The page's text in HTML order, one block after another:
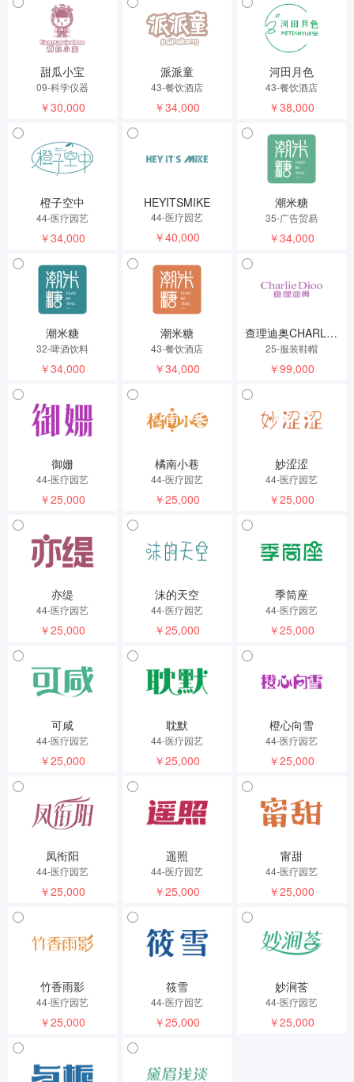
甜瓜小宝
09-科学仪器
￥30,000
派派童
43-餐饮酒店
￥34,000
河田月色
43-餐饮酒店
￥38,000
橙子空中
44-医疗园艺
￥34,000
HEYITSMIKE
44-医疗园艺
￥40,000
潮米糖
35-广告贸易
￥34,000
潮米糖
32-啤酒饮料
￥34,000
潮米糖
43-餐饮酒店
￥34,000
查理迪奥CHARLIEDIOO
25-服装鞋帽
￥99,000
御姗
44-医疗园艺
￥25,000
橘南小巷
44-医疗园艺
￥25,000
妙涩涩
44-医疗园艺
￥25,000
亦缇
44-医疗园艺
￥25,000
沫的天空
44-医疗园艺
￥25,000
季筒座
44-医疗园艺
￥25,000
可咸
44-医疗园艺
￥25,000
耽默
44-医疗园艺
￥25,000
橙心向雪
44-医疗园艺
￥25,000
凤衔阳
44-医疗园艺
￥25,000
遥照
44-医疗园艺
￥25,000
甯甜
44-医疗园艺
￥25,000
竹香雨影
44-医疗园艺
￥25,000
筱雪
44-医疗园艺
￥25,000
妙涧莟
44-医疗园艺
￥25,000